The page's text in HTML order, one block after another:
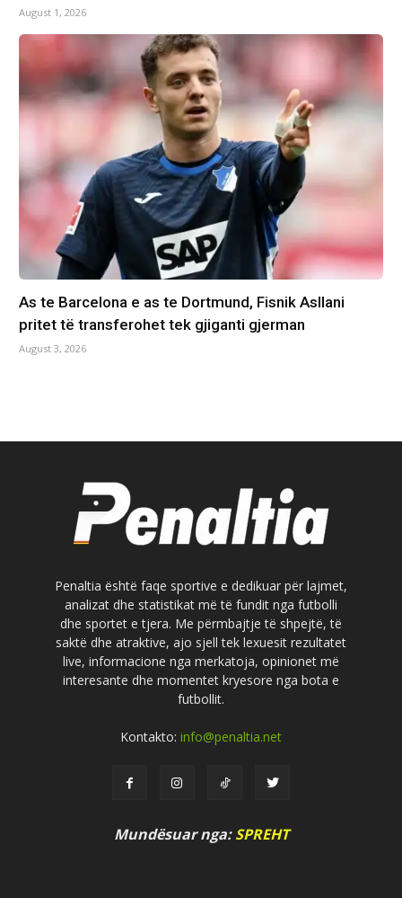
August 1, 2026
As te Barcelona e as te Dortmund, Fisnik Asllani
pritet të transferohet tek gjiganti gjerman
August 3, 2026
Penaltia është faqe sportive e dedikuar për lajmet,
analizat dhe statistikat më të fundit nga futbolli
dhe sportet e tjera. Me përmbajtje të shpejtë, të
saktë dhe atraktive, ajo sjell tek lexuesit rezultatet
live, informacione nga merkatoja, opinionet më
interesante dhe momentet kryesore nga bota e
futbollit.
Kontakto: info@penaltia.net
Mundësuar nga:SPREHT